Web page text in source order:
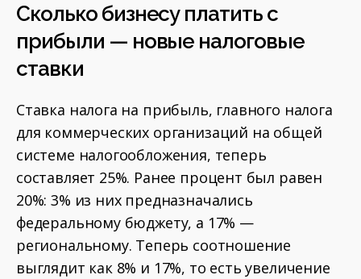
Сколько бизнесу платить с
прибыли — новые налоговые
ставки
Ставка налога на прибыль, главного налога
для коммерческих организаций на общей
системе налогообложения, теперь
составляет 25%. Ранее процент был равен
20%: 3% из них предназначались
федеральному бюджету, а 17% —
региональному. Теперь соотношение
выглядит как 8% и 17%, то есть увеличение